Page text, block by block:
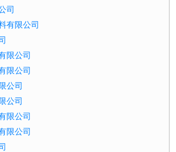
司
有限公司
限公司
限公司
公司
公司
限公司
限公司